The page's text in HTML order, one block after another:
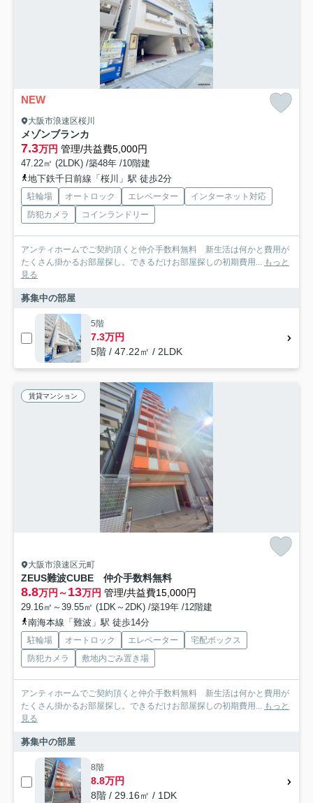
NEW
大阪市浪速区桜川
メゾンブランカ
7.3万円 管理/共益費5,000円
47.22㎡ (2LDK) /築48年 /10階建
地下鉄千日前線「桜川」駅 徒歩2分
駐輪場 オートロック エレベーター
インターネット対応
防犯カメラ
コインランドリー
アンティホームでご契約頂くと仲介手数料無料 新生活は何かと費用が
たくさん掛かるお部屋探し。できるだけお部屋探しの初期費用... もっと
見る
募集中の部屋
5階
7.3万円
5階 / 47.22㎡ / 2LDK
賃貸マンション
大阪市浪速区元町
ZEUS難波CUBE 仲介手数料無料
8.8万円～13万円 管理/共益費15,000円
29.16㎡～39.55㎡ (1DK～2DK) /築19年 /12階建
南海本線「難波」駅 徒歩14分
駐輪場 オートロック エレベーター
宅配ボックス
防犯カメラ
敷地内ごみ置き場
アンティホームでご契約頂くと仲介手数料無料 新生活は何かと費用が
たくさん掛かるお部屋探し。できるだけお部屋探しの初期費用... もっと
見る
募集中の部屋
8階
8.8万円
8階 / 29.16㎡ / 1DK